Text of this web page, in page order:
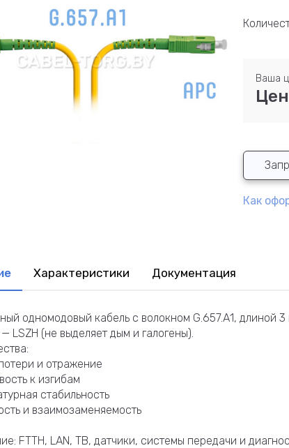
Ваша
Как
Характеристики Документация
одномодовый кабель с волокном G.657.А1, длиной
LSZH (не выделяет дым и галогены).
и отражение
к изгибам
стабильность
и взаимозаменяемость
FTTH, LAN, ТВ, датчики, системы передачи и